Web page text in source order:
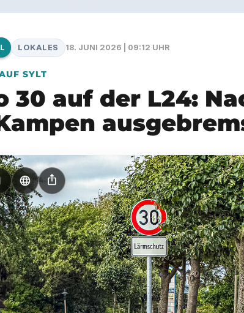
LOKALES 18. JUNI 2026 | 09:12 UHR
SYLT
30 auf der L24:
language ios_share